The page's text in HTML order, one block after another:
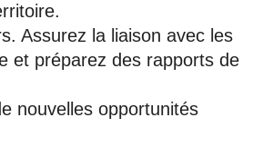
Assurez la liaison avec les
et préparez des rapports de
nouvelles opportunités